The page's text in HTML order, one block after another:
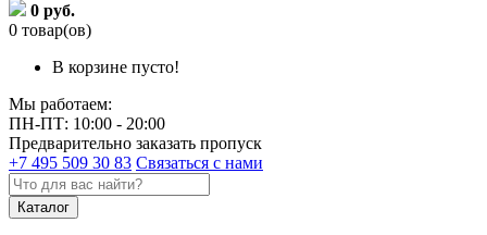
0 руб.
0 товар(ов)
В корзине пусто!
Мы работаем:
ПН-ПТ: 10:00 - 20:00
Предварительно заказать пропуск
+7 495 509 30 83 Связаться с нами
Каталог